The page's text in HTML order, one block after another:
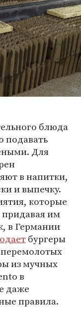
блюда
подавать
Для
в напитки,
и выпечку.
которые
им
в Германии
бургеры
из мучных
в
даже
правила.